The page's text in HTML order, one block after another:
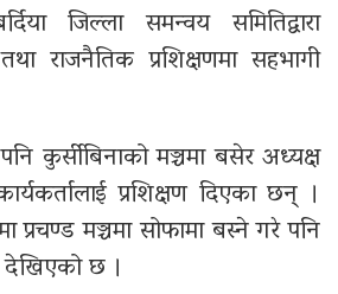
जिल्ला समन्वय समितिद्वारा
राजनैतिक प्रशिक्षणमा सहभागी
कुर्सीबिनाको मञ्चमा बसेर अध्यक्ष
प्रशिक्षण दिएका छन् ।
प्रचण्ड मञ्चमा सोफामा बस्ने गरे पनि
छ ।